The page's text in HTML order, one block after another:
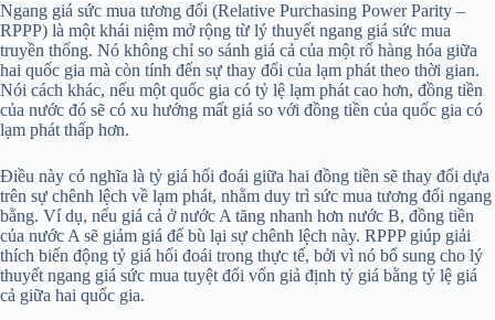
Ngang giá sức mua tương đối (Relative Purchasing Power Parity –
RPPP) là một khái niệm mở rộng từ lý thuyết ngang giá sức mua
truyền thống. Nó không chỉ so sánh giá cả của một rổ hàng hóa giữa
hai quốc gia mà còn tính đến sự thay đổi của lạm phát theo thời gian.
Nói cách khác, nếu một quốc gia có tỷ lệ lạm phát cao hơn, đồng tiền
của nước đó sẽ có xu hướng mất giá so với đồng tiền của quốc gia có
lạm phát thấp hơn.
Điều này có nghĩa là tỷ giá hối đoái giữa hai đồng tiền sẽ thay đổi dựa
trên sự chênh lệch về lạm phát, nhằm duy trì sức mua tương đối ngang
bằng. Ví dụ, nếu giá cả ở nước A tăng nhanh hơn nước B, đồng tiền
của nước A sẽ giảm giá để bù lại sự chênh lệch này. RPPP giúp giải
thích biến động tỷ giá hối đoái trong thực tế, bởi vì nó bổ sung cho lý
thuyết ngang giá sức mua tuyệt đối vốn giả định tỷ giá bằng tỷ lệ giá
cả giữa hai quốc gia.